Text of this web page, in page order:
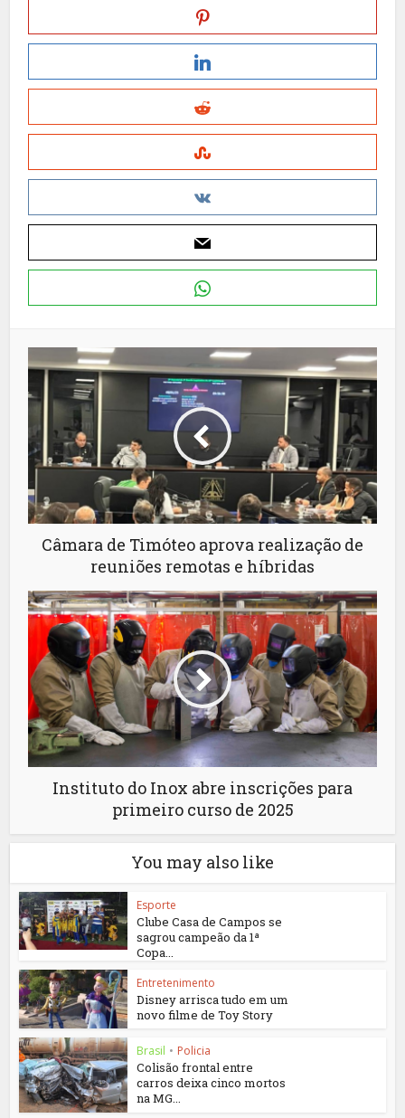
Câmara de Timóteo aprova realização de
reuniões remotas e híbridas
Instituto do Inox abre inscrições para
primeiro curso de 2025
You may also like
Esporte
Clube Casa de Campos se
sagrou campeão da 1ª
Copa...
Entretenimento
Disney arrisca tudo em um
novo filme de Toy Story
Brasil • Policia
Colisão frontal entre
carros deixa cinco mortos
na MG...